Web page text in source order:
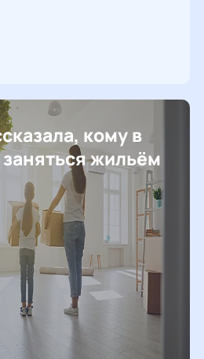
кому в
заняться жильём